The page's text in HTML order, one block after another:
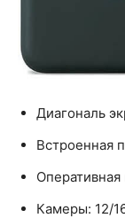
Диагональ
Встроенная
Оперативная
Камеры: 12/